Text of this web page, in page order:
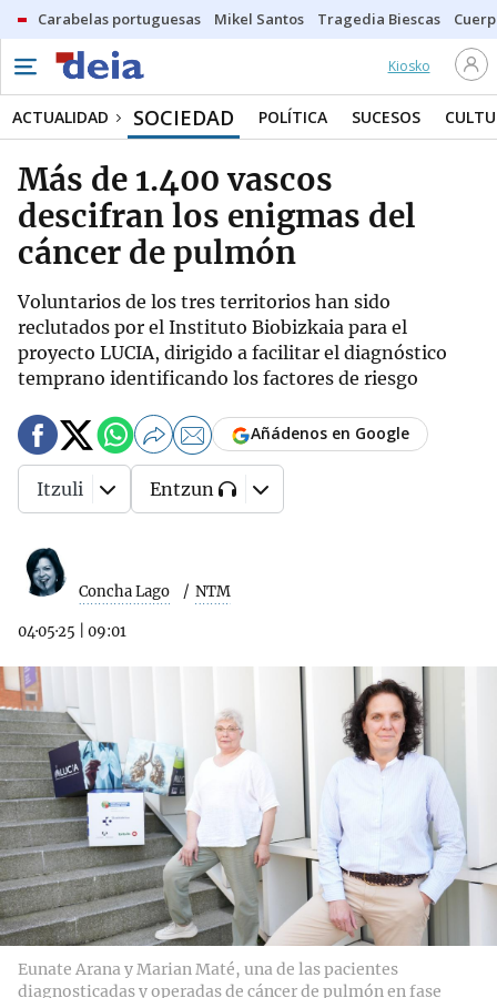
Carabelas portuguesas Mikel Santos Tragedia Biescas
Kiosko
ACTUALIDAD SOCIEDAD POLÍTICA SUCESOS
Más de 1.400 vascos
descifran los enigmas del
cáncer de pulmón
Voluntarios de los tres territorios han sido
reclutados por el Instituto Biobizkaia para el
proyecto LUCIA, dirigido a facilitar el diagnóstico
temprano identificando los factores de riesgo
Concha Lago NTM
04·05·25 09:01
Añádenos en Google
Itzuli Entzun
Eunate Arana y Marian Maté, una de las pacientes
diagnosticadas y operadas de cáncer de pulmón en fase